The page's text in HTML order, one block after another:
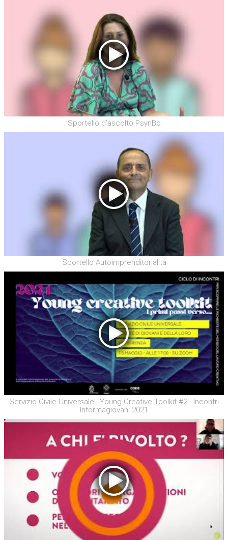
Sportello d'ascolto PsynBo
Sportello Autoimprenditorialità
Servizio Civile Universale | Young Creative Toolkit #2 - Incontri
Informagiovani 2021